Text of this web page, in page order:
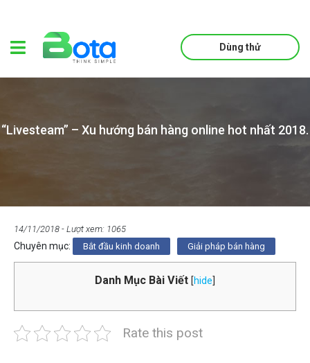
Dùng thử
“Livesteam” – Xu hướng bán hàng online hot nhất 2018.
14/11/2018 - Lượt xem: 1065
Chuyên mục: Bắt đầu kinh doanh Giải pháp bán hàng
Danh Mục Bài Viết [hide
Rate this post